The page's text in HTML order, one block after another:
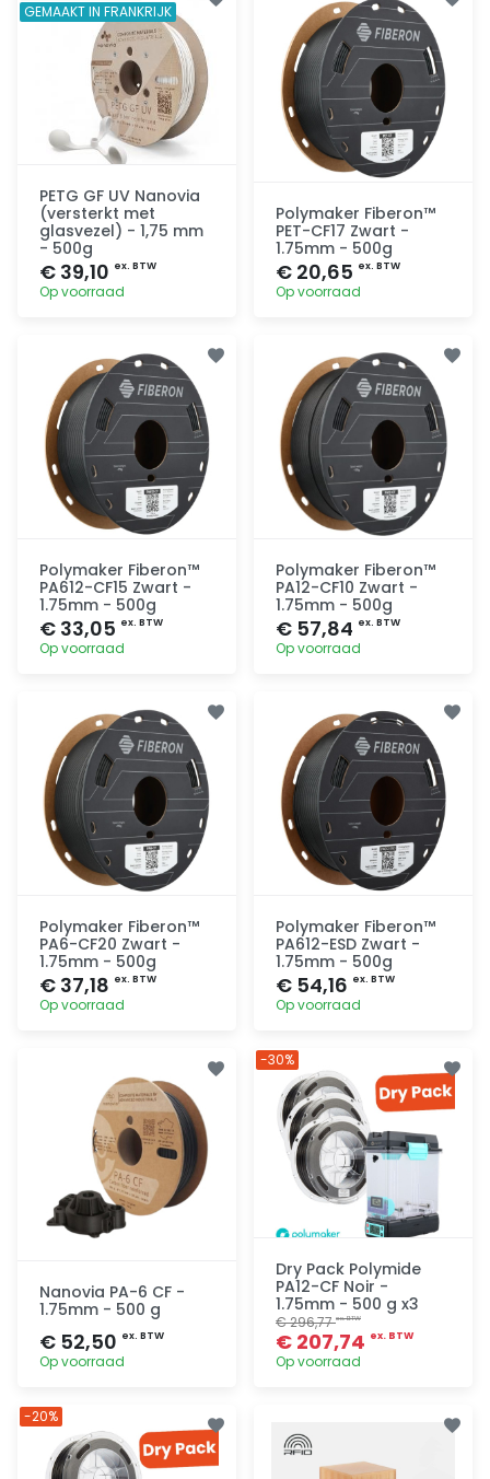
PETG GF UV Nanovia
(versterkt met
glasvezel) - 1,75 mm
- 500g
€ 39,10 ex. BTW
Op voorraad
GEMAAKT IN FRANKRIJK
Polymaker Fiberon™
PET-CF17 Zwart -
1.75mm - 500g
€ 20,65 ex. BTW
Op voorraad
Polymaker Fiberon™
PA612-CF15 Zwart -
1.75mm - 500g
€ 33,05 ex. BTW
Op voorraad
Polymaker Fiberon™
PA12-CF10 Zwart -
1.75mm - 500g
€ 57,84 ex. BTW
Op voorraad
Polymaker Fiberon™
PA6-CF20 Zwart -
1.75mm - 500g
€ 37,18 ex. BTW
Op voorraad
Polymaker Fiberon™
PA612-ESD Zwart -
1.75mm - 500g
€ 54,16 ex. BTW
Op voorraad
Nanovia PA-6 CF -
1.75mm - 500 g
€ 52,50 ex. BTW
Op voorraad
Dry Pack Polymide
PA12-CF Noir -
1.75mm - 500 g x3
€ 296,77ex. BTW
€ 207,74 ex. BTW
Op voorraad
-30%
-20%